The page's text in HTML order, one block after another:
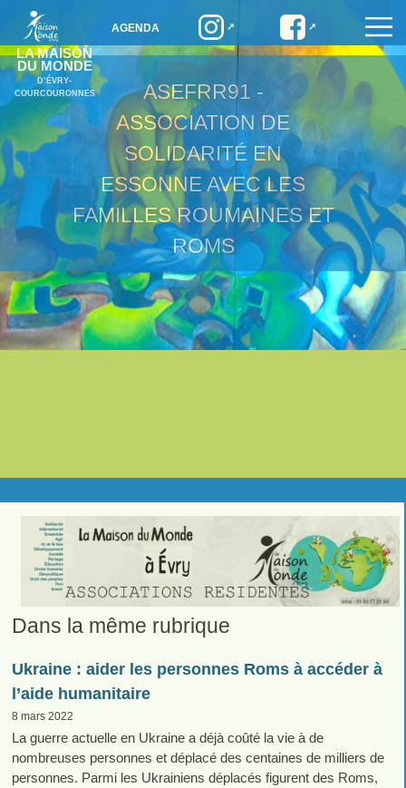
LA MAISON
DU MONDE
D’ÉVRY-
COURCOURONNES
AGENDA
ASEFRR91 -
ASSOCIATION DE
SOLIDARITÉ EN
ESSONNE AVEC LES
FAMILLES ROUMAINES ET
ROMS
Dans la même rubrique
Ukraine : aider les personnes Roms à accéder à
l’aide humanitaire
8 mars 2022
La guerre actuelle en Ukraine a déjà coûté la vie à de
nombreuses personnes et déplacé des centaines de milliers de
personnes. Parmi les Ukrainiens déplacés figurent des Roms,